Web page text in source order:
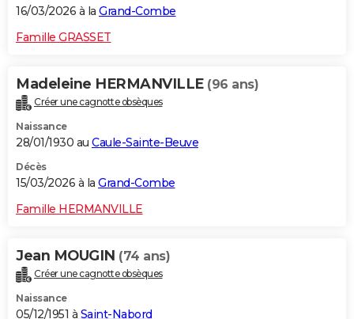
16/03/2026 à la Grand-Combe
Famille GRASSET
Madeleine HERMANVILLE (96 ans)
Créer une cagnotte obsèques
Naissance
28/01/1930 au Caule-Sainte-Beuve
Décès
15/03/2026 à la Grand-Combe
Famille HERMANVILLE
Jean MOUGIN (74 ans)
Créer une cagnotte obsèques
Naissance
05/12/1951 à Saint-Nabord